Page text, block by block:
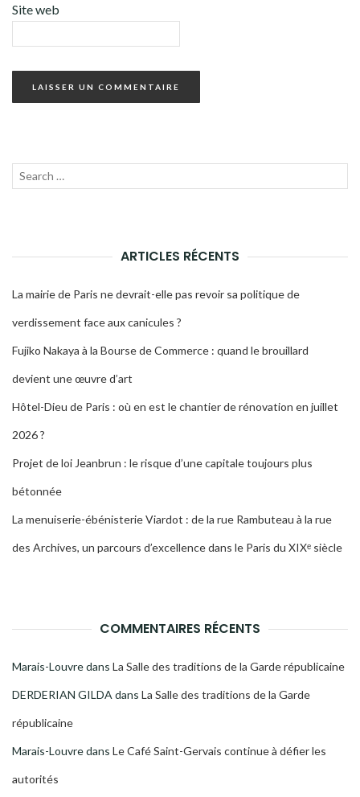
Site web
Recherche
ARTICLES RÉCENTS
La mairie de Paris ne devrait-elle pas revoir sa politique de
verdissement face aux canicules ?
Fujiko Nakaya à la Bourse de Commerce : quand le brouillard
devient une œuvre d’art
Hôtel-Dieu de Paris : où en est le chantier de rénovation en juillet
2026 ?
Projet de loi Jeanbrun : le risque d’une capitale toujours plus
bétonnée
La menuiserie-ébénisterie Viardot : de la rue Rambuteau à la rue
des Archives, un parcours d’excellence dans le Paris du XIXᵉ siècle
COMMENTAIRES RÉCENTS
Marais-Louvredans La Salle des traditions de la Garde républicaine
DERDERIAN GILDA dans La Salle des traditions de la Garde
républicaine
Marais-Louvredans Le Café Saint-Gervais continue à défier les
autorités